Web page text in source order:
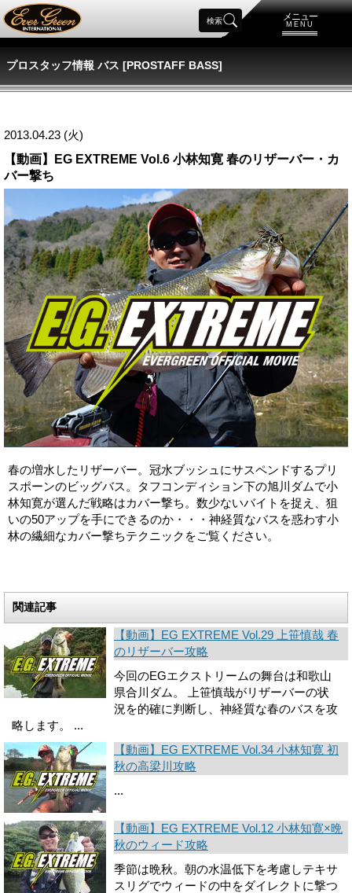
メニュー
MENU
検索
プロスタッフ情報 バス [PROSTAFF BASS]
2013.04.23 (火)
【動画】EG EXTREME Vol.6 小林知寛 春のリザーバー・カ
バー撃ち
春の増水したリザーバー。冠水ブッシュにサスペンドするプリ
スポーンのビッグバス。タフコンディション下の旭川ダムで小
林知寛が選んだ戦略はカバー撃ち。数少ないバイトを捉え、狙
いの50アップを手にできるのか・・・神経質なバスを惑わす小
林の繊細なカバー撃ちテクニックをご覧ください。
関連記事
【動画】EG EXTREME Vol.29 上笹慎哉 春
のリザーバー攻略
今回のEGエクストリームの舞台は和歌山
県合川ダム。 上笹慎哉がリザーバーの状
況を的確に判断し、神経質な春のバスを攻
略します。 ...
【動画】EG EXTREME Vol.34 小林知寛 初
秋の高梁川攻略
...
【動画】EG EXTREME Vol.12 小林知寛×晩
秋のウィード攻略
季節は晩秋。朝の水温低下を考慮しテキサ
スリグでウィードの中をダイレクトに撃つ